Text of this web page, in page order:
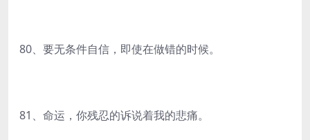
80、要无条件自信，即使在做错的时候。
81、命运，你残忍的诉说着我的悲痛。